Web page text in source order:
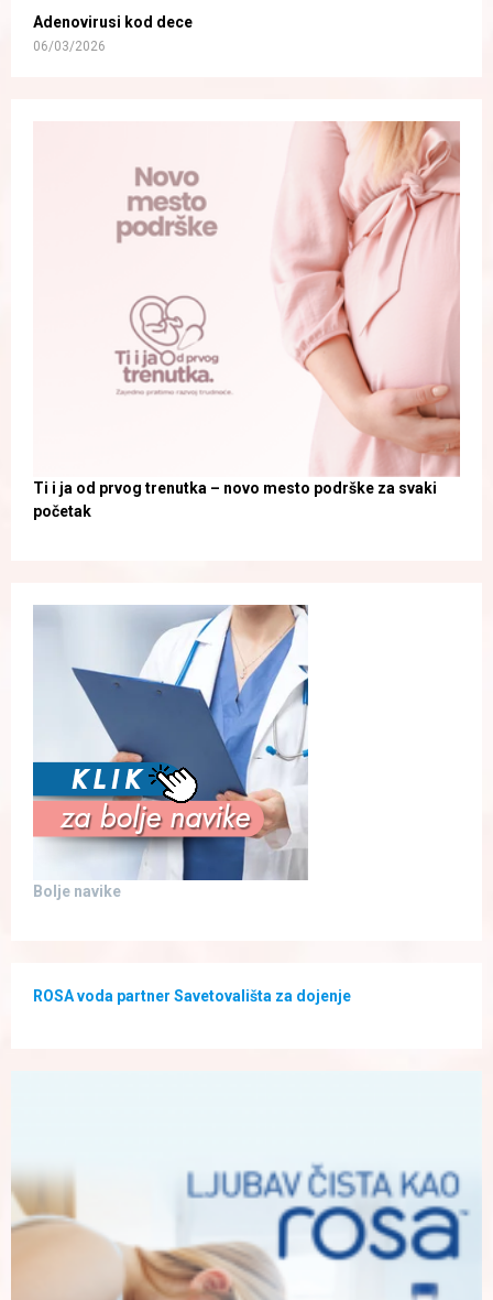
Adenovirusi kod dece
06/03/2026
Ti i ja od prvog trenutka – novo mesto podrške za svaki
početak
Bolje navike
ROSA voda partner Savetovališta za dojenje